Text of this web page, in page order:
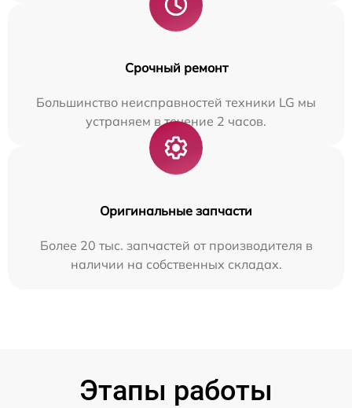
Срочный ремонт
Большинство неисправностей техники LG мы
устраняем в течение 2 часов.
Оригинальные запчасти
Более 20 тыс. запчастей от производителя в
наличии на собственных складах.
Этапы работы